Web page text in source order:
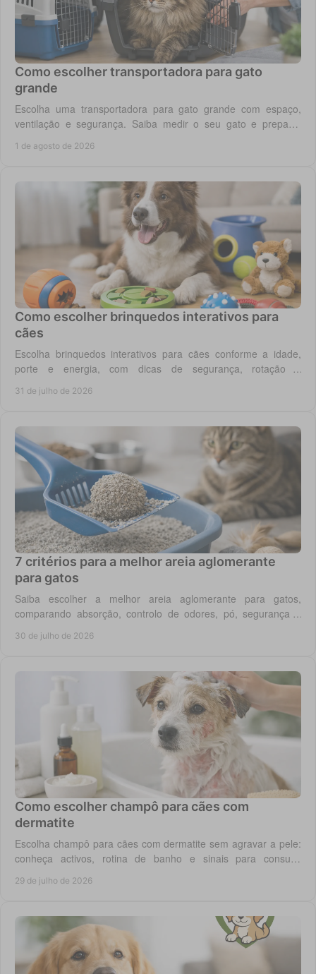
Como escolher transportadora para gato
grande
Escolha uma transportadora para gato grande com espaço,
ventilação e segurança. Saiba medir o seu gato e preparar
1 de agosto de 2026
Como escolher brinquedos interativos para
cães
Escolha brinquedos interativos para cães conforme a idade,
porte e energia, com dicas de segurança, rotação e
31 de julho de 2026
7 critérios para a melhor areia aglomerante
para gatos
Saiba escolher a melhor areia aglomerante para gatos,
comparando absorção, controlo de odores, pó, segurança e
30 de julho de 2026
Como escolher champô para cães com
dermatite
Escolha champô para cães com dermatite sem agravar a pele:
conheça activos, rotina de banho e sinais para consulta
29 de julho de 2026